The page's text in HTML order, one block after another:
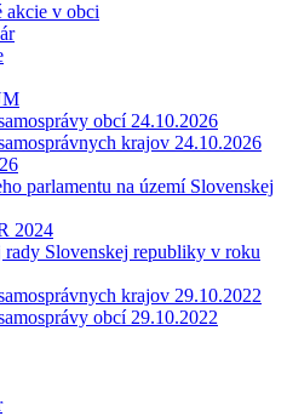
akcie v obci
obcí 24.10.2026
krajov 24.10.2026
parlamentu na území Slovenskej
2024
Slovenskej republiky v roku
krajov 29.10.2022
obcí 29.10.2022